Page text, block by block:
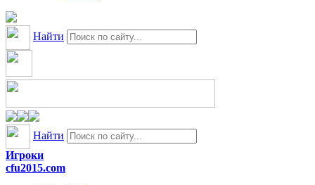
Найти
Найти
Игроки
cfu2015.com